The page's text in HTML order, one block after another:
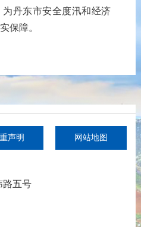
为丹东市安全度汛和经济
保障。
声明 网站地图
路五号